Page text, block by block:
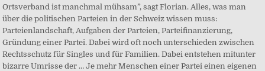
Ortsverband ist manchmal mühsam”, sagt Florian. Alles, was man
über die politischen Parteien in der Schweiz wissen muss:
Parteienlandschaft, Aufgaben der Parteien, Parteifinanzierung,
Gründung einer Partei. Dabei wird oft noch unterschieden zwischen
Rechtsschutz für Singles und für Familien. Dabei entstehen mitunter
bizarre Umrisse der … Je mehr Menschen einer Partei einen eigenen